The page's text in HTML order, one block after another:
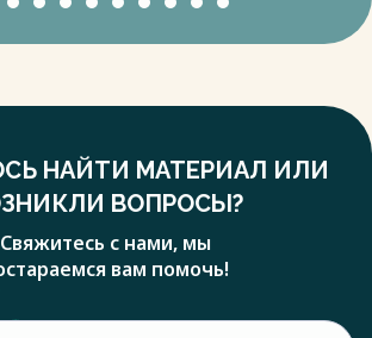
НАЙТИ МАТЕРИАЛ ИЛИ
ВОПРОСЫ?
Свяжитесь с нами, мы
вам помочь!